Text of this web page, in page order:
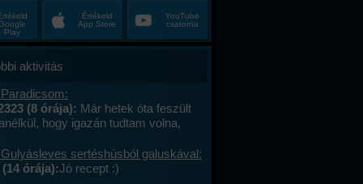
Play
Értékeld
App Store
YouTube
csatorna
aktivitás
(8 órája): Már hetek óta feszült
hogy igazán tudtam volna,
éveim közepén egyszer csak
minden, ami régen izgalmas
sertéshúsból galuskával:
órája):Jó recept :)